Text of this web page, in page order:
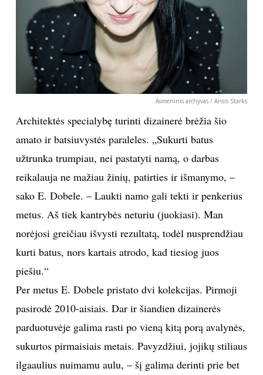
VIRTUVĖ
RECEPTAI
VAIKAI
KONTAKTAI
PRIVATUMO POLITIKA
Sekite mus:
Asmeninis archyvas / Ansis Starks
Architektės specialybę turinti dizainerė brėžia šio
amato ir batsiuvystės paraleles. „Sukurti batus
užtrunka trumpiau, nei pastatyti namą, o darbas
reikalauja ne mažiau žinių, patirties ir išmanymo, –
sako E. Dobele. – Laukti namo gali tekti ir penkerius
metus. Aš tiek kantrybės neturiu (juokiasi). Man
norėjosi greičiau išvysti rezultatą, todėl nusprendžiau
kurti batus, nors kartais atrodo, kad tiesiog juos
piešiu.“
Per metus E. Dobele pristato dvi kolekcijas. Pirmoji
pasirodė 2010-aisiais. Dar ir šiandien dizainerės
parduotuvėje galima rasti po vieną kitą porą avalynės,
sukurtos pirmaisiais metais. Pavyzdžiui, jojikų stiliaus
ilgaaulius nuimamu aulu, – šį galima derinti prie bet